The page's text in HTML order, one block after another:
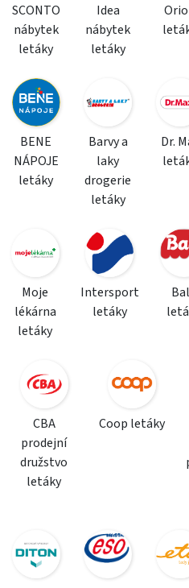
SCONTO
nábytek
letáky
Idea
nábytek
letáky
BENE
NÁPOJE
letáky
Barvy a
laky
drogerie
letáky
Dr.
Moje
lékárna
letáky
Intersport
letáky
CBA
prodejní
družstvo
letáky
Coop letáky